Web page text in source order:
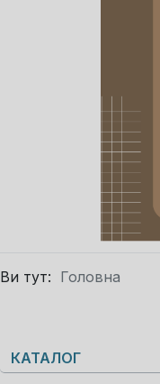
Ви тут: Головна
КАТАЛОГ